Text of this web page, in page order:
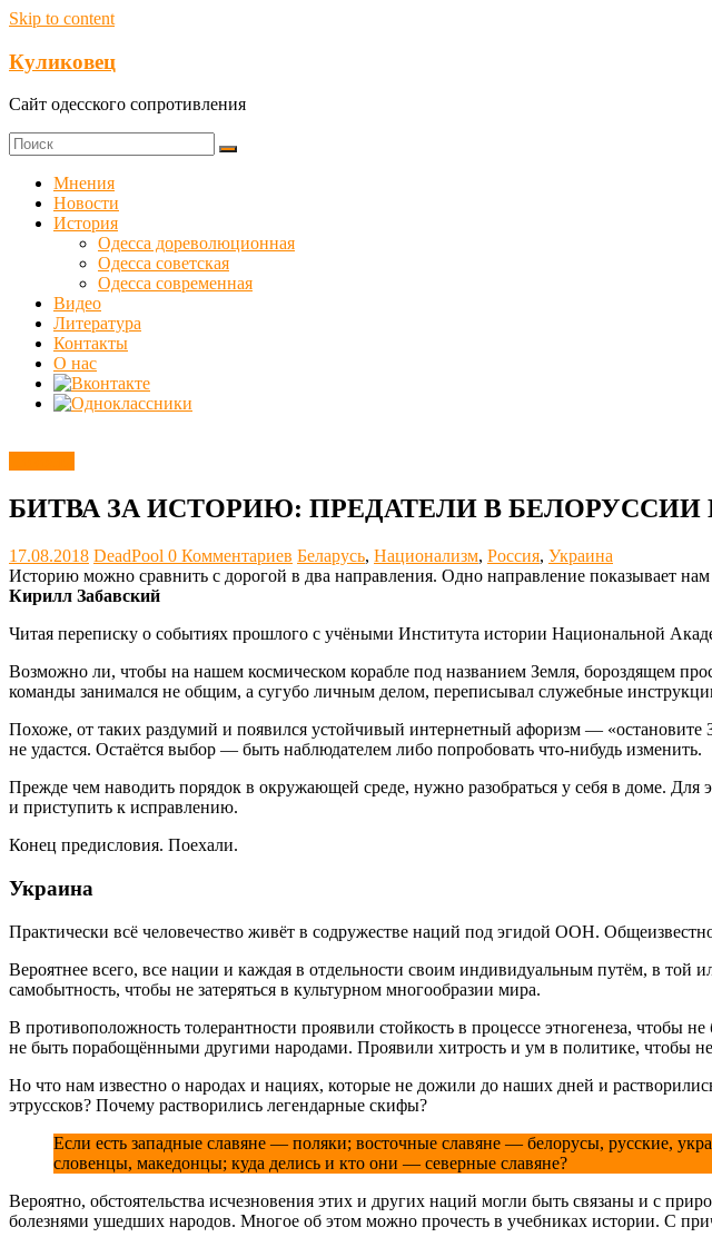
Skip to content
Куликовец
Сайт одесского сопротивления
Мнения
Новости
История
Одесса дореволюционная
Одесса советская
Одесса современная
Видео
Литература
Контакты
О нас
БИТВА ЗА ИСТОРИЮ: ПРЕДАТЕЛИ В
17.08.2018 DeadPool 0 Комментариев Беларусь, Национализм, Россия, Украина
Историю можно сравнить с дорогой в два направления. Одно направление показывает
Кирилл Забавский
Читая переписку о событиях прошлого с учёными Института истории Национальной
Возможно ли, чтобы на нашем космическом корабле под названием Земля, бороздящем
команды занимался не общим, а сугубо личным делом, переписывал служебные
Похоже, от таких раздумий и появился устойчивый интернетный афоризм — «остановите
не удастся. Остаётся выбор — быть наблюдателем либо попробовать что-нибудь изменить.
Прежде чем наводить порядок в окружающей среде, нужно разобраться у себя в доме.
и приступить к исправлению.
Конец предисловия. Поехали.
Украина
Практически всё человечество живёт в содружестве наций под эгидой ООН.
Вероятнее всего, все нации и каждая в отдельности своим индивидуальным путём, в
самобытность, чтобы не затеряться в культурном многообразии мира.
В противоположность толерантности проявили стойкость в процессе этногенеза,
не быть порабощёнными другими народами. Проявили хитрость и ум в политике, чтобы
Но что нам известно о народах и нациях, которые не дожили до наших дней и
этруссков? Почему растворились легендарные скифы?
Если есть западные славяне — поляки; восточные славяне — белорусы, русские,
словенцы, македонцы; куда делись и кто они — северные славяне?
Вероятно, обстоятельства исчезновения этих и других наций могли быть связаны и с
болезнями ушедших народов. Многое об этом можно прочесть в учебниках истории. С